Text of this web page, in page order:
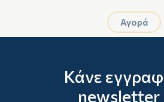
Αγορά
Κάνε
newsletter